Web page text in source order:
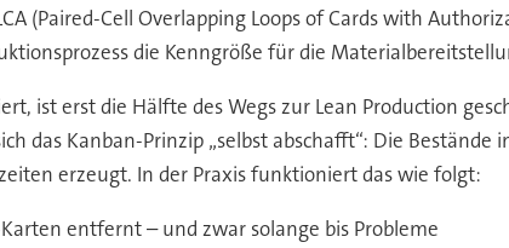
(Paired-Cell Overlapping Loops of Cards with
die Kenngröße für die
ist erst die Hälfte des Wegs zur Lean Production
das Kanban-Prinzip „selbst abschafft“: Die
erzeugt. In der Praxis funktioniert das wie folgt:
entfernt – und zwar solange bis Probleme